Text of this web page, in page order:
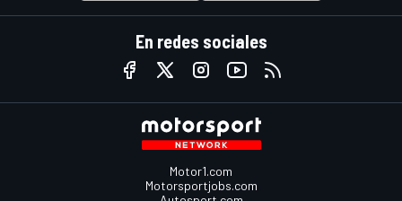
En redes sociales
Motor1.com
Motorsportjobs.com